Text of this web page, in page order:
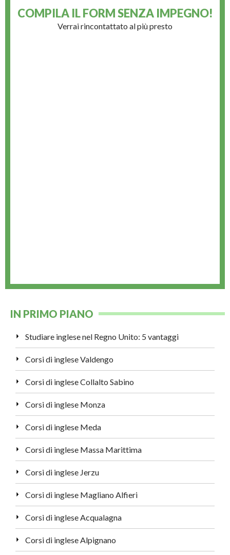
COMPILA IL FORMSENZA IMPEGNO!
Verrai rincontattato al più presto
IN PRIMO PIANO
Studiare inglese nel Regno Unito: 5 vantaggi
Corsi di inglese Valdengo
Corsi di inglese Collalto Sabino
Corsi di inglese Monza
Corsi di inglese Meda
Corsi di inglese Massa Marittima
Corsi di inglese Jerzu
Corsi di inglese Magliano Alfieri
Corsi di inglese Acqualagna
Corsi di inglese Alpignano